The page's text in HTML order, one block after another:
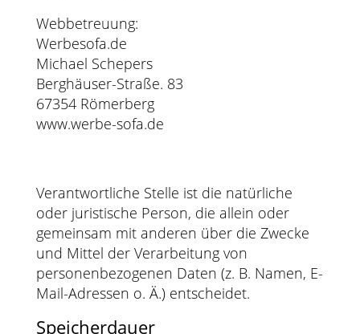
Webbetreuung:
Werbesofa.de
Michael Schepers
Berghäuser-Straße. 83
67354 Römerberg
www.werbe-sofa.de
Verantwortliche Stelle ist die natürliche
oder juristische Person, die allein oder
gemeinsam mit anderen über die Zwecke
und Mittel der Verarbeitung von
personenbezogenen Daten (z. B. Namen, E-
Mail-Adressen o. Ä.) entscheidet.
Speicherdauer